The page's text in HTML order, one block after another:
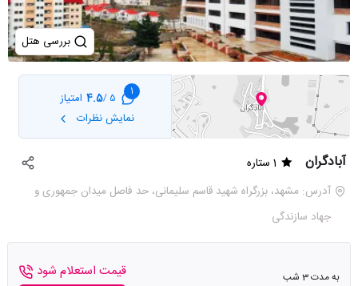
بررسی هتل
1
5 /
4.5 امتیاز
نمایش نظرات
آبادگران
1 ستاره
آدرس: مشهد، بزرگراه شهید قاسم سلیمانی، حد فاصل میدان جمهوری و
جهاد سازندگی
به مدت 3 شب
قیمت استعلام شود